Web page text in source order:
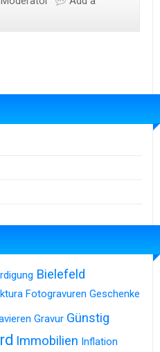
Bielefeld
Fotogravuren Geschenke
Gravur Günstig
Immobilien Inflation